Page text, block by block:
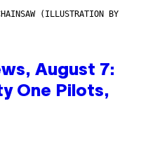
(ILLUSTRATION BY
August 7:
One Pilots,